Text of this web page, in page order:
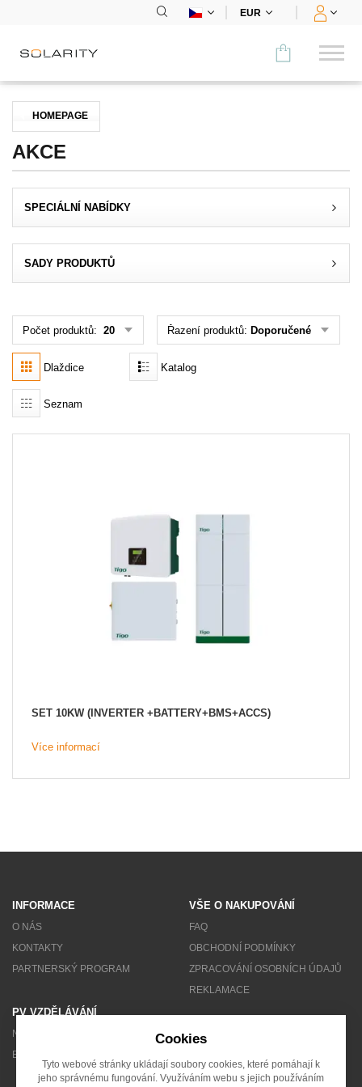
EUR
KATEGORIE
Střídače
Montážní systémy
Příslušenství
Akce
MENU
HOMEPAGE
AKCE
SPECIÁLNÍ NABÍDKY
SADY PRODUKTŮ
Počet produktů: 20 Řazení produktů: Doporučené
Dlaždice Katalog
Seznam
SET 10KW (INVERTER +BATTERY+BMS+ACCS)
Více informací
INFORMACE
O NÁS
KONTAKTY
PARTNERSKÝ PROGRAM
VŠE O NAKUPOVÁNÍ
FAQ
OBCHODNÍ PODMÍNKY
ZPRACOVÁNÍ OSOBNÍCH ÚDAJŮ
REKLAMACE
PV VZDĚLÁVÁNÍ
NEWSLETTER
BLOG
Cookies
Tyto webové stránky ukládají soubory cookies, které pomáhají k
jeho správnému fungování. Využíváním webu s jejich používáním